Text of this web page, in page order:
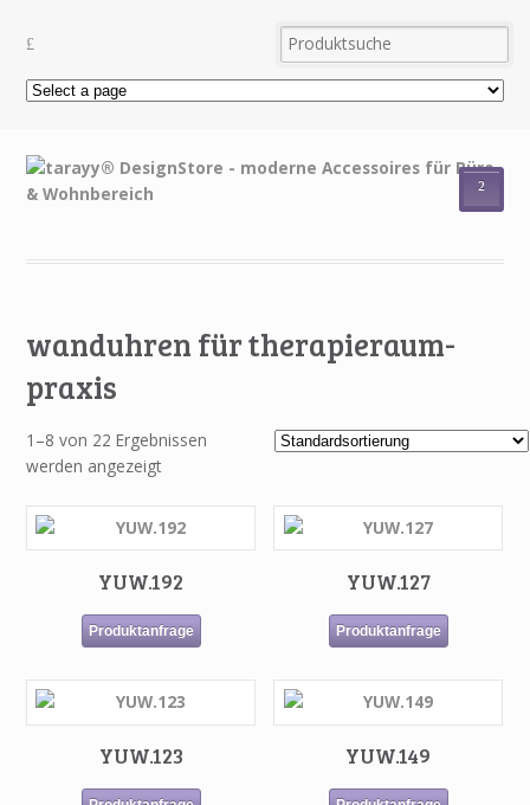
²
wanduhren für therapieraum-
praxis
1–8 von 22 Ergebnissen
werden angezeigt
YUW.192
Produktanfrage
YUW.127
Produktanfrage
YUW.123 YUW.149